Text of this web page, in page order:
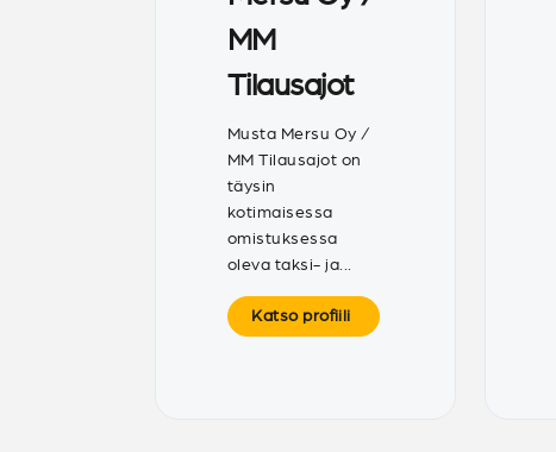
MM
Tilausajot
Musta Mersu Oy /
MM Tilausajot on
täysin
kotimaisessa
omistuksessa
oleva taksi- ja...
Katso profiili